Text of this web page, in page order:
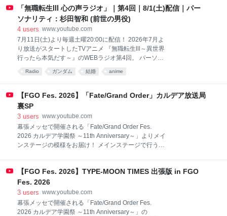
帯・日奈久断層帯
化。 無性別のまま、生きる主人公「ひなせ」。 性別を
選択した幼馴染の「りつ」と「しおり」。 "恋" とは
"一番大切にしたいもの" とは。 同級生や周囲の大人た
く。 ひなせの選択はー？ 息が止まるほどのトライアン
グル・初恋青春劇が、 日本を代表するアニメーション
スタジオ・シャフトの手によって、今、美しく彩られ
る。 ◤スタッフ 原作：𠮷村旋（ガンガンコミックス
「無職転生Ⅲ 心の声ラジオ」｜第4回｜8/1(土)配信｜パー
ソナリティ：杉田智和 (前世の男役)
4 users www.youtube.com
7月11日(土)より毎週土曜20:00に配信！ 2026年7月よ
り放送がスタートしたTVアニメ 『無職転生Ⅲ～異世界
行ったら本気だす～』のWEBラジオ第4回。 パーソナ
その名のとおり、番組や杉田さんへの普通のお便り。
【お前の本気を見せてみろ！】 前世の後悔を糧にこの
世界では本気で生きることを決意した 主人公さながら
【前世男の達観】 達観した考えの持ち主である“前世
の男”に相談したいお悩みを募集！ ただし、最善の解
決方法が得られるかどうかは“前世の男”次第！？ 【両
態のルーデウスのように、 リスナーからの幸せエピソ
ードを募集。
Radio ガンダム 結婚 anime
【FGO Fes. 2026】「Fate/Grand Order」カルデア放送局
裏SP
3 users www.youtube.com
幕張メッセで開催される「Fate/Grand Order Fes.
2026 カルデア学園祭 ～11th Anniversary～」よりメイ
ンステージの模様をお届け！ メインステージで行う
来場できない方も、是非配信でご覧ください！ 出演者
小林千晃、田中美海、千葉翔也 『Fate/Grand Order
Fes. 2026 カルデア学園祭 ～11th Anniversary～』公
式サイト https://fes.fate-go.jp/ ※アーカイブ期間：9月2
日（水）まで
【FGO Fes. 2026】TYPE-MOON TIMES 出張版 in FGO
Fes. 2026
3 users www.youtube.com
幕張メッセで開催される「Fate/Grand Order Fes.
2026 カルデア学園祭 ～11th Anniversary～」の